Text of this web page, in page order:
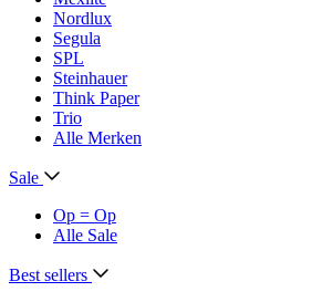
Nordlux
Segula
SPL
Steinhauer
Think Paper
Trio
Alle Merken
Sale
Op = Op
Alle Sale
Best sellers